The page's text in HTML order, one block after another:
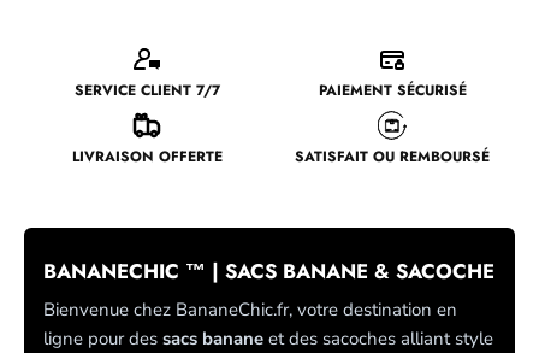
SERVICE CLIENT 7/7 PAIEMENT SÉCURISÉ
LIVRAISON OFFERTE SATISFAIT OU REMBOURSÉ
BANANECHIC ™ | SACS BANANE & SACOCHE
Bienvenue chez BananeChic.fr, votre destination en
ligne pour des sacs banane et des sacoches alliant style